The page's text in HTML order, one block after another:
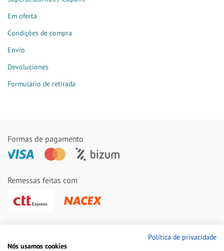
Em oferta
Condições de compra
Envio
Devoluciones
Formulário de retirada
Formas de pagamento
Remessas feitas com
Política de privacidade
Nós usamos cookies